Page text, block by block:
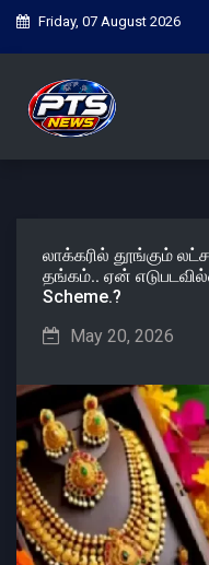
Friday, 07 August 2026
லாக்கரில் தூங்கும்
தங்கம்.. ஏன்
Scheme.?
May 20, 2026